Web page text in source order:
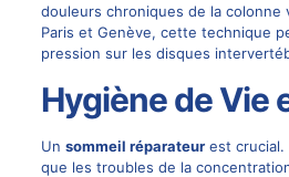
douleurs chroniques de la colonne
Paris et Genève, cette technique
pression sur les disques
Hygiène de Vie
Un sommeil réparateurest crucial.
que les troubles de la